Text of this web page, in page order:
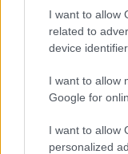
I want to allow
related to
device
I want to allow
Google for
I want to allow
personalized
uma previsão de
essencial levar em
fundamental.